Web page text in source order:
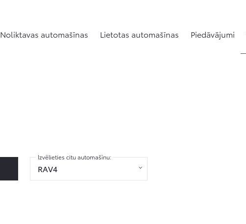
Noliktavas automašīnas Lietotas automašīnas Piedāvājumi
Izvēlieties citu automašīnu:
RAV4